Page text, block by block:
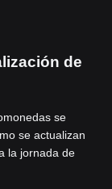
de
se
se actualizan
la jornada de